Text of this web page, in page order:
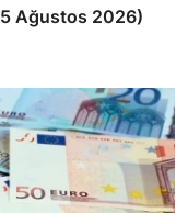
Ağustos 2026)